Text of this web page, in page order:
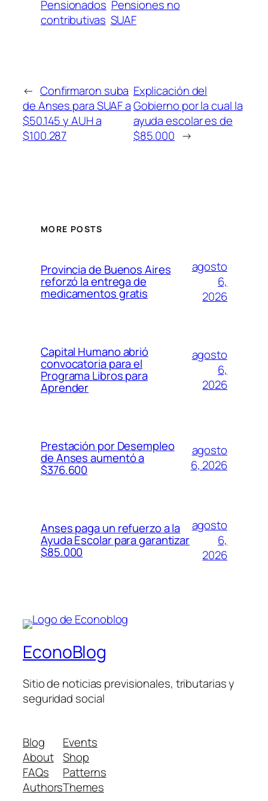
Pensionados Pensiones no
contributivas SUAF
← Confirmaron suba
de Anses para SUAF a
$50.145 y AUH a
$100.287
Explicación del
Gobierno por la cual la
ayuda escolar es de
$85.000 →
MORE POSTS
Provincia de Buenos Aires
reforzó la entrega de
medicamentos gratis
agosto
6,
2026
Capital Humano abrió
convocatoria para el
Programa Libros para
Aprender
agosto
6,
2026
Prestación por Desempleo
de Anses aumentó a
$376.600
agosto
6, 2026
Anses paga un refuerzo a la
Ayuda Escolar para garantizar
$85.000
agosto
6,
2026
EconoBlog
Sitio de noticias previsionales, tributarias y
seguridad social
Blog
About
FAQs
Authors
Events
Shop
Patterns
Themes